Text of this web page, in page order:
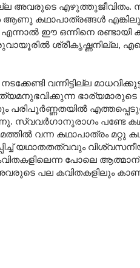
അവരുടെ എഴുത്തുജീവിതം.
കഥാപാത്രങ്ങൾ എങ്കിലും
എന്നാൽ ഈ ഒന്നിനെ
ശ്രീകൃഷ്ണനില്ല,
വന്നിട്ടില്ല
സ്വവർഗാനുരാഗം പണ്ടേ
വന്ന കഥാപാത്രം മറ്റു
യഥാതതത്വവും
പോലെ
പല കവിതകളിലും